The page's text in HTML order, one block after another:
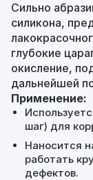
Сильно
силикона,
глубокие
окисление,
дальнейшей
Применение:
шаг) для
Наносится
работать
дефектов.